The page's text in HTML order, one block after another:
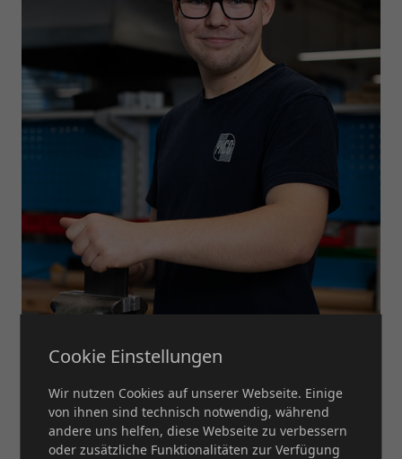
Cookie Einstellungen
Wir nutzen Cookies auf unserer Webseite. Einige
von ihnen sind technisch notwendig, während
andere uns helfen, diese Webseite zu verbessern
oder zusätzliche Funktionalitäten zur Verfügung